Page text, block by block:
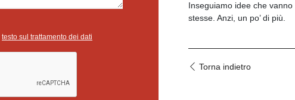
testo sul trattamento dei dati
Inseguiamo idee che
stesse. Anzi, un po’ di più.
Torna indietro